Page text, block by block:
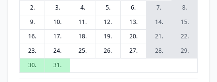
2.
3. 4. 5. 6. 7.
8.
9.
10. 11. 12. 13. 14.
15.
16.
17. 18. 19. 20. 21.
22.
23.
24. 25. 26. 27. 28.
29.
30.
31.